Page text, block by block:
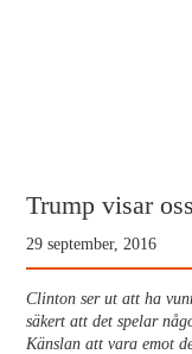
Trump visar
29 september, 2016
Clinton ser ut att ha
säkert att det spelar
Känslan att vara emot